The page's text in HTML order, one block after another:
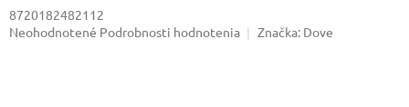
8720182482112
Priemerné
Neohodnotené Podrobnosti hodnotenia Značka: Dove